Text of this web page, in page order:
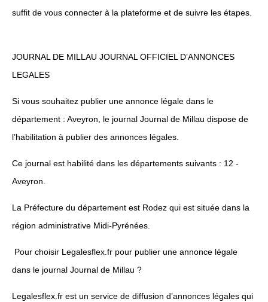
suffit de vous connecter à la plateforme et de suivre les étapes.
JOURNAL DE MILLAU JOURNAL OFFICIEL D’ANNONCES
LEGALES
Si vous souhaitez publier une annonce légale dans le
département : Aveyron, le journal Journal de Millau dispose de
l’habilitation à publier des annonces légales.
Ce journal est habilité dans les départements suivants : 12 -
Aveyron.
La Préfecture du département est Rodez qui est située dans la
région administrative Midi-Pyrénées.
Pour choisir Legalesflex.fr pour publier une annonce légale
dans le journal Journal de Millau ?
Legalesflex.fr est un service de diffusion d’annonces légales qui